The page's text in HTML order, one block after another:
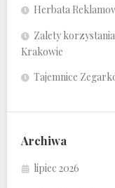
Herbata
Zalety
Krakowie
Tajemnice
Archiwa
lipiec 2026